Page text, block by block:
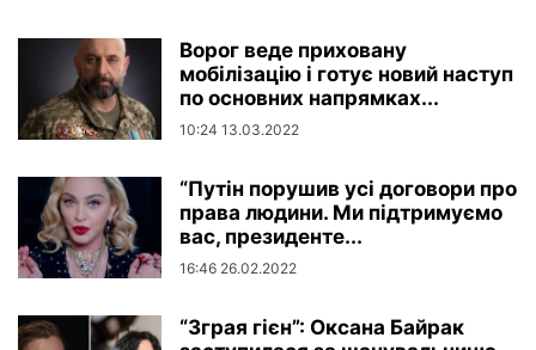
Ворог веде приховану
мобілізацію і готує новий наступ
по основних напрямках...
10:24 13.03.2022
“Путін порушив усі договори про
права людини. Ми підтримуємо
вас, президенте...
16:46 26.02.2022
“Зграя гієн”: Оксана Байрак